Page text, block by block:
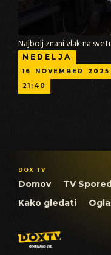
Najbolj znani vlak na
NEDELJA
16 NOVEMBER
2025
21:40
DOX TV
Domov TV
Kako gledati